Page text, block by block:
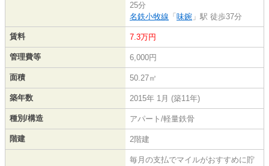
25分
名鉄小牧線 「 味鋺 」駅 徒歩37分
賃料 7.3万円
管理費等 6,000円
面積 50.27㎡
築年数 2015年 1月 (築11年)
種別/構造 アパート/軽量鉄骨
階建 2階建
毎月の支払でマイルがおすすめに貯